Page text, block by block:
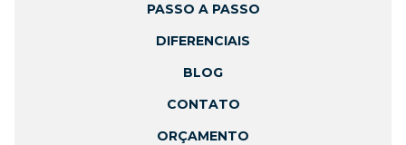
PASSO A PASSO
DIFERENCIAIS
BLOG
CONTATO
ORÇAMENTO